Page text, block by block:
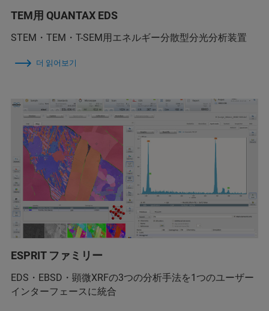
TEM用 QUANTAX EDS
STEM・TEM・T-SEM用エネルギー分散型分光分析装置
더 읽어보기
ESPRIT ファミリー
EDS・EBSD・顕微XRFの3つの分析手法を1つのユーザー
インターフェースに統合